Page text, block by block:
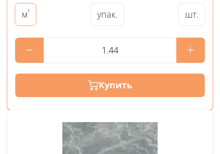
м² упак. шт.
Купить